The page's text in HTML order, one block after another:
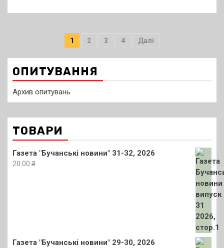
Пагінація
записів
1 2 3 4 Далі
ОПИТУВАННЯ
Архив опитувань
ТОВАРИ
Газета "Бучанські новини" 31-32, 2026
20.00 ₴
Газета "Бучанські новини" 29-30, 2026